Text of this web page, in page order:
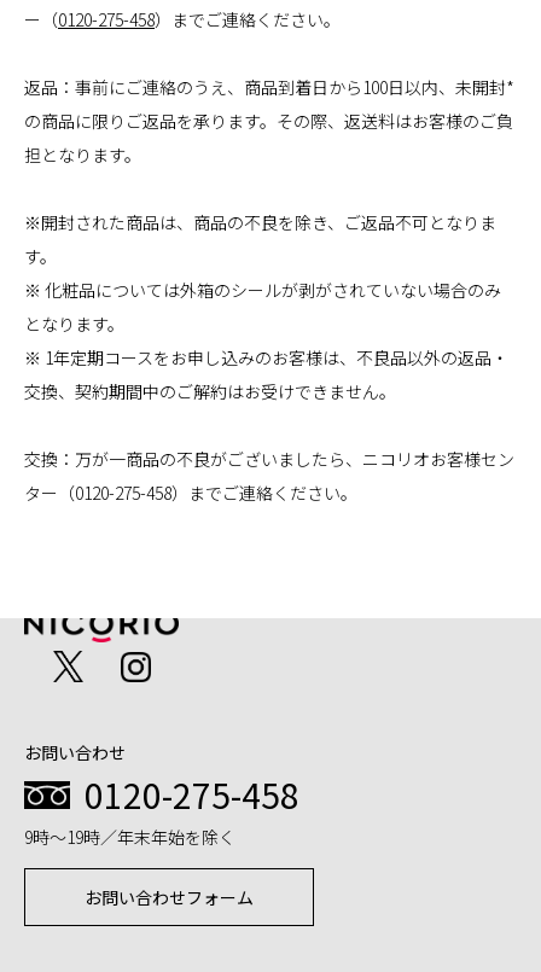
ー（0120-275-458）までご連絡ください。
返品：事前にご連絡のうえ、商品到着日から100日以内、未開封*
の商品に限りご返品を承ります。その際、返送料はお客様のご負
担となります。
※開封された商品は、商品の不良を除き、ご返品不可となりま
す。
※ 化粧品については外箱のシールが剥がされていない場合のみ
となります。
※ 1年定期コースをお申し込みのお客様は、不良品以外の返品・
交換、契約期間中のご解約はお受けできません。
交換：万が一商品の不良がございましたら、ニコリオお客様セン
ター（0120-275-458）までご連絡ください。
お問い合わせ
0120-275-458
9時～19時／年末年始を除く
お問い合わせフォーム